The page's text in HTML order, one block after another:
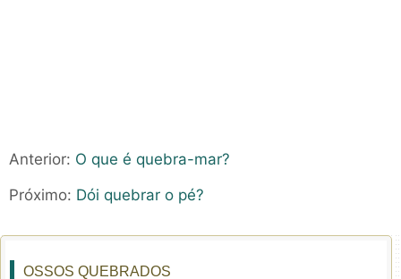
Anterior: O que é quebra-mar?
Próximo: Dói quebrar o pé?
OSSOS QUEBRADOS